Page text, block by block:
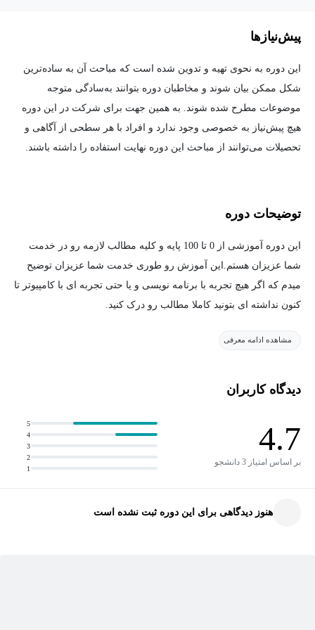
پیش‌نیاز‌ها
این دوره به نحوی تهیه و تدوین شده است که مباحث آن به ساده‌ترین
شکل ممکن بیان شوند و مخاطبان دوره بتوانند به‌سادگی متوجه
موضوعات مطرح شده شوند. به همین جهت برای شرکت در این دوره
هیچ پیش‌نیاز به خصوصی وجود ندارد و افراد با هر سطحی از آگاهی و
تحصیلات می‌توانند از مباحث این دوره نهایت استفاده را داشته باشند.
توضیحات دوره
این دوره آموزشی از 0 تا 100 پایه و کلیه مطالب لازمه رو در خدمت
شما عزیزان هستم.این آموزش رو طوری خدمت شما عزیزان توضیح
میدم که اگر هیچ تجربه با برنامه نویسی و یا حتی تجربه ای با کامپیوتر تا
کنون نداشته ای بتونید کاملا مطالب رو درک کنید.
در این دوره آموزشی ابتدا در فصل اول مقدمات کار با متلب از جمله
پوشه جاری،متغیرهای خاص در متلب،انواع عملگرها از جمله عملگرهای
مقایسه ای،عملگرهای محاسباتی،عملگرهای منطقی، عملگر
ترانهاده،توابع در متلب و.....می باشد.
در فصل دوم با ماتریس‌ها و آرایه‌ها سروکار داریم ابتدا ساخت
دستور linspace،ایجاد ماتریس با استفاده از توابع، دترمینال ماتریس،
مشاهده ادامه معرفی
دیدگاه کاربران
4.7
بر اساس امتیاز 3 دانشجو
1
2
3
4
5
هنوز دیدگاهی برای این دوره ثبت نشده است